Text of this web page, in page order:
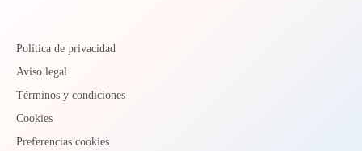
Política de privacidad
Aviso legal
Términos y condiciones
Cookies
Preferencias cookies